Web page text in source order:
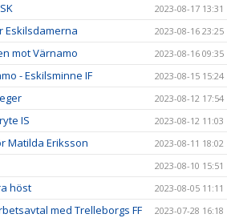
2023-08-17 13:31
Eskilsdamerna 2023-08-16 23:25
mot Värnamo 2023-08-16 09:35
- Eskilsminne IF 2023-08-15 15:24
2023-08-12 17:54
IS 2023-08-12 11:03
Matilda Eriksson 2023-08-11 18:02
2023-08-10 15:51
höst 2023-08-05 11:11
med Trelleborgs FF 2023-07-28 16:18